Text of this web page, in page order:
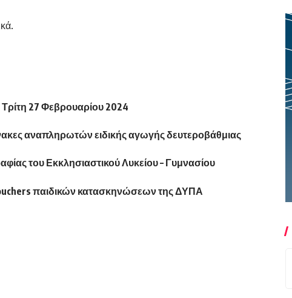
27 Φεβρουαρίου 2024
αναπληρωτών ειδικής αγωγής δευτεροβάθμιας
του Εκκλησιαστικού Λυκείου – Γυμνασίου
παιδικών κατασκηνώσεων της ΔΥΠΑ